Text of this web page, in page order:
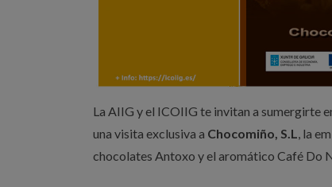
La AIIG y el ICOIIG te invitan a sumergirte
una visita exclusiva a Chocomiño, S.L, la
chocolates Antoxo y el aromático Café Do